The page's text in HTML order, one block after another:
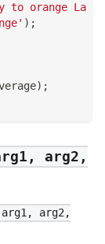
to orange La
) ;
) ;
arg2,
arg2,